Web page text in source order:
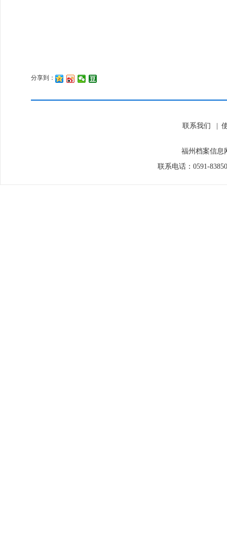
分享到：
联系我们
福州档案信息
联系电话：0591-